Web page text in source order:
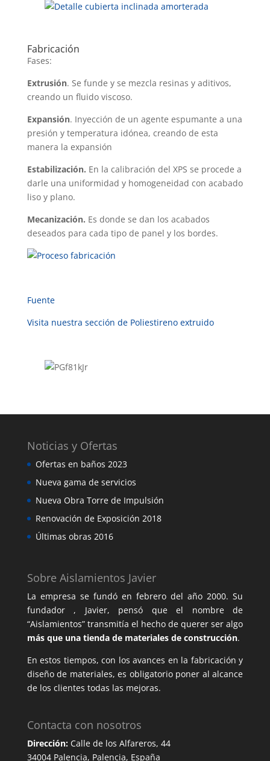
Fabricación
Fases:
Extrusión. Se funde y se mezcla resinas y aditivos,
creando un fluido viscoso.
Expansión. Inyección de un agente espumante a una
presión y temperatura idónea, creando de esta
manera la expansión
Estabilización. En la calibración del XPS se procede a
darle una uniformidad y homogeneidad con acabado
liso y plano.
Mecanización. Es donde se dan los acabados
deseados para cada tipo de panel y los bordes.
Fuente
Visita nuestra sección de Poliestireno extruido
Noticias y Ofertas
Ofertas en baños 2023
Nueva gama de servicios
Nueva Obra Torre de Impulsión
Renovación de Exposición 2018
Últimas obras 2016
Sobre Aislamientos Javier
La empresa se fundó en febrero del año 2000. Su
fundador , Javier, pensó que el nombre de
“Aislamientos” transmitía el hecho de querer ser algo
más que una tienda de materiales de construcción.
En estos tiempos, con los avances en la fabricación y
diseño de materiales, es obligatorio poner al alcance
de los clientes todas las mejoras.
Contacta con nosotros
Dirección:Calle de los Alfareros, 44
34004 Palencia, Palencia, España